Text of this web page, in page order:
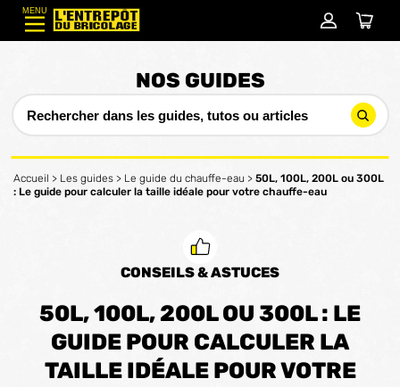
MENU
NOS GUIDES
Accueil > Les guides > Le guide du chauffe-eau > 50L, 100L, 200L ou 300L
: Le guide pour calculer la taille idéale pour votre chauffe-eau
CONSEILS & ASTUCES
50L, 100L, 200L OU 300L : LE
GUIDE POUR CALCULER LA
TAILLE IDÉALE POUR VOTRE